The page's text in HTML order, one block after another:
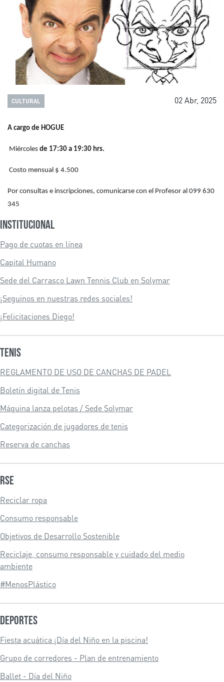
CULTURAL 02 Abr, 2025
A cargo de HOGUE
Miércoles de 17:30 a 19:30 hrs.
Costo mensual $ 4.500
Por consultas e inscripciones, comunicarse con el Profesor al 099 630
345
Institucional
Pago de cuotas en línea
Capital Humano
Sede del Carrasco Lawn Tennis Club en Solymar
¡Seguinos en nuestras redes sociales!
¡Felicitaciones Diego!
Tenis
REGLAMENTO DE USO DE CANCHAS DE PADEL
Boletín digital de Tenis
Máquina lanza pelotas / Sede Solymar
Categorización de jugadores de tenis
Reserva de canchas
RSE
Reciclar ropa
Consumo responsable
Objetivos de Desarrollo Sostenible
Reciclaje, consumo responsable y cuidado del medio
ambiente
#MenosPlástico
Deportes
Fiesta acuática ¡Día del Niño en la piscina!
Grupo de corredores - Plan de entrenamiento
Ballet - Día del Niño